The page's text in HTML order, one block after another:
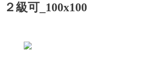
２級可_100x100